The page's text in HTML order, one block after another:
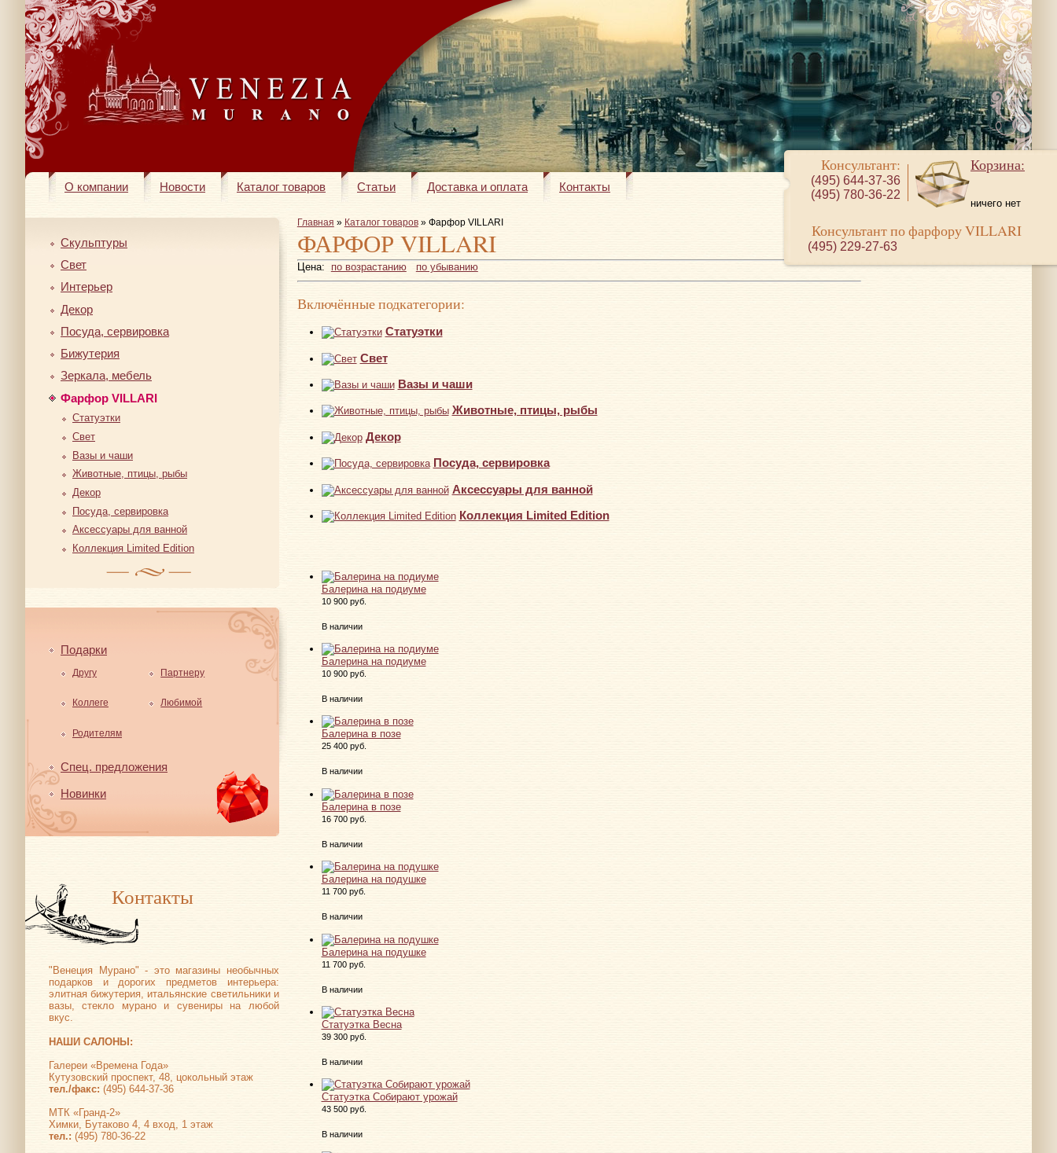
О компании Новости Каталог товаров Статьи Доставка и оплата Контакты
Консультант:
(495) 644-37-36
(495) 780-36-22
Корзина:
ничего нет
Консультант по фарфору VILLARI
(495) 229-27-63
Скульптуры
Свет
Интерьер
Декор
Посуда, сервировка
Бижутерия
Зеркала, мебель
Фарфор VILLARI
Статуэтки
Свет
Вазы и чаши
Животные, птицы, рыбы
Декор
Посуда, сервировка
Аксессуары для ванной
Коллекция Limited Edition
Подарки
Другу Партнеру
Коллеге Любимой
Родителям
Спец. предложения
Новинки
Контакты
"Венеция Мурано" - это магазины необычных
подарков и дорогих предметов интерьера:
элитная бижутерия, итальянские светильники и
вазы, стекло мурано и сувениры на любой
вкус.
НАШИ САЛОНЫ:
Галереи «Времена Года»
Кутузовский проспект, 48, цокольный этаж
тел./факс: (495) 644-37-36
МТК «Гранд-2»
Химки, Бутаково 4, 4 вход, 1 этаж
тел.: (495) 780-36-22
Главная » Каталог товаров» Фарфор VILLARI
ФАРФОР VILLARI
Цена: по возрастанию по убыванию
Включённые подкатегории:
Статуэтки
Свет
Вазы и чаши
Животные, птицы, рыбы
Декор
Посуда, сервировка
Аксессуары для ванной
Коллекция Limited Edition
Балерина на подиуме
10 900 руб.
В наличии
Балерина на подиуме
10 900 руб.
В наличии
Балерина в позе
25 400 руб.
В наличии
Балерина в позе
16 700 руб.
В наличии
Балерина на подушке
11 700 руб.
В наличии
Балерина на подушке
11 700 руб.
В наличии
Статуэтка Весна
39 300 руб.
В наличии
Статуэтка Собирают урожай
43 500 руб.
В наличии